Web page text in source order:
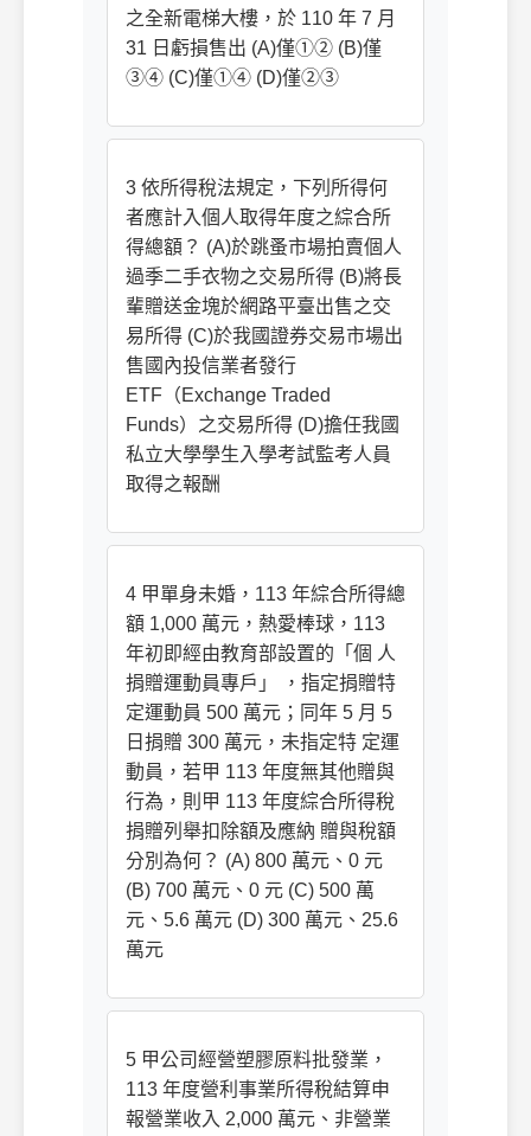
之全新電梯大樓，於 110 年 7 月
31 日虧損售出 (A)僅①② (B)僅
③④ (C)僅①④ (D)僅②③
3 依所得稅法規定，下列所得何
者應計入個人取得年度之綜合所
得總額？ (A)於跳蚤市場拍賣個人
過季二手衣物之交易所得 (B)將長
輩贈送金塊於網路平臺出售之交
易所得 (C)於我國證券交易市場出
售國內投信業者發行
ETF（Exchange Traded
Funds）之交易所得 (D)擔任我國
私立大學學生入學考試監考人員
取得之報酬
4 甲單身未婚，113 年綜合所得總
額 1,000 萬元，熱愛棒球，113
年初即經由教育部設置的「個 人
捐贈運動員專戶」 ，指定捐贈特
定運動員 500 萬元；同年 5 月 5
日捐贈 300 萬元，未指定特 定運
動員，若甲 113 年度無其他贈與
行為，則甲 113 年度綜合所得稅
捐贈列舉扣除額及應納 贈與稅額
分別為何？ (A) 800 萬元、0 元
(B) 700 萬元、0 元 (C) 500 萬
元、5.6 萬元 (D) 300 萬元、25.6
萬元
5 甲公司經營塑膠原料批發業，
113 年度營利事業所得稅結算申
報營業收入 2,000 萬元、非營業